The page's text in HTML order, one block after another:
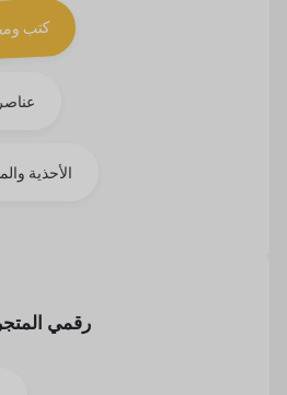
كتب
الأحذية
رقمي